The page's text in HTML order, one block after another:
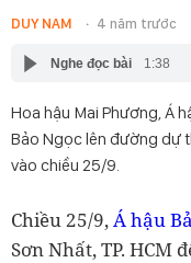
DUY NAM 4 năm trước
Nghe đọc bài 1:38
Hoa hậu Mai Phương, Á
Bảo Ngọc lên đường dự
vào chiều 25/9.
Chiều 25/9,Á hậu
Sơn Nhất, TP. HCM